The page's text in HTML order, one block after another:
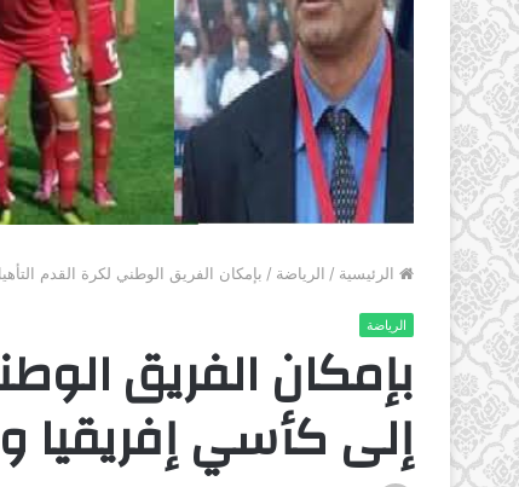
الرئيسية / الرياضة / بإمكان الفريق الوطني لكرة القدم
الرياضة
بإمكان الفريق
إلى كأسي إفريقيا